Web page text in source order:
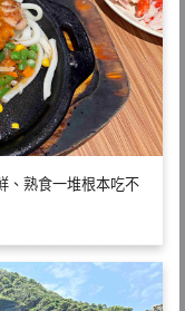
、熟食一堆根本吃不